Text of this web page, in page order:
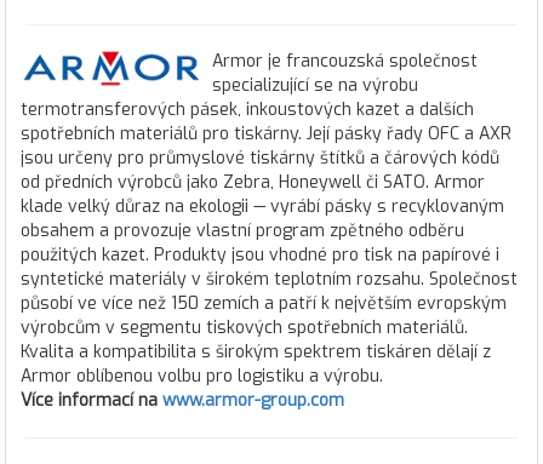
Armor je francouzská společnost
specializující se na výrobu
termotransferových pásek, inkoustových kazet a dalších
spotřebních materiálů pro tiskárny. Její pásky řady OFC a AXR
jsou určeny pro průmyslové tiskárny štítků a čárových kódů
od předních výrobců jako Zebra, Honeywell či SATO. Armor
klade velký důraz na ekologii — vyrábí pásky s recyklovaným
obsahem a provozuje vlastní program zpětného odběru
použitých kazet. Produkty jsou vhodné pro tisk na papírové i
syntetické materiály v širokém teplotním rozsahu. Společnost
působí ve více než 150 zemích a patří k největším evropským
výrobcům v segmentu tiskových spotřebních materiálů.
Kvalita a kompatibilita s širokým spektrem tiskáren dělají z
Armor oblíbenou volbu pro logistiku a výrobu.
Více informací na www.armor-group.com